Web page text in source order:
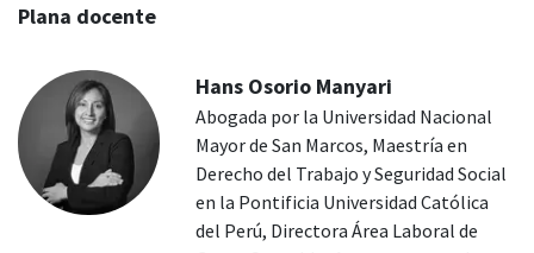
Plana docente
Hans Osorio Manyari
Abogada por la Universidad Nacional
Mayor de San Marcos, Maestría en
Derecho del Trabajo y Seguridad Social
en la Pontificia Universidad Católica
del Perú, Directora Área Laboral de